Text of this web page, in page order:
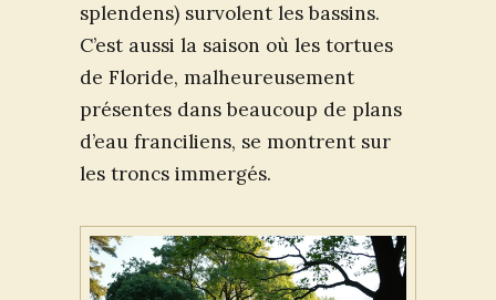
splendens) survolent les bassins.
C’est aussi la saison où les tortues
de Floride, malheureusement
présentes dans beaucoup de plans
d’eau franciliens, se montrent sur
les troncs immergés.